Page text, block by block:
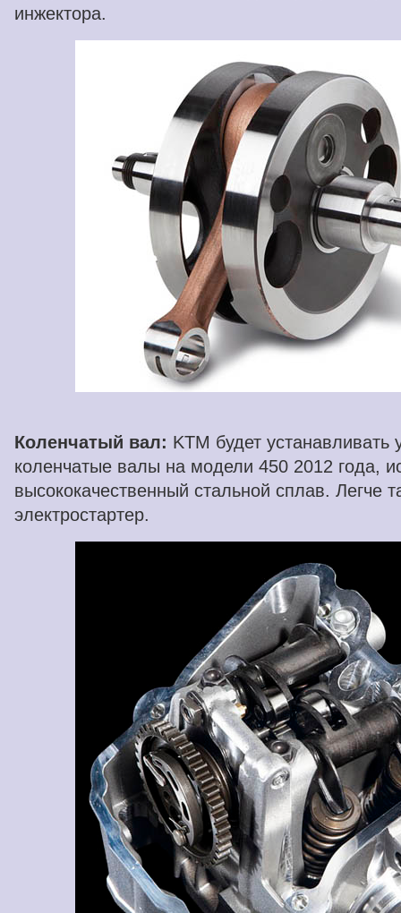
инжектора.
Коленчатый вал: KTM будет устанавливать
коленчатые валы на модели 450 2012 года,
высококачественный стальной сплав. Легче
электростартер.